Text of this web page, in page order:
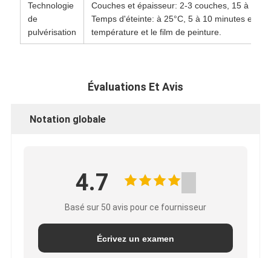
Technologie
de
pulvérisation
Couches et épaisseur: 2-3 couches, 15 à 20
Temps d'éteinte: à 25°C, 5 à 10 minutes
température et le film de peinture.
Évaluations Et Avis
Notation globale
4.7
Basé sur 50 avis pour ce fournisseur
Écrivez un examen